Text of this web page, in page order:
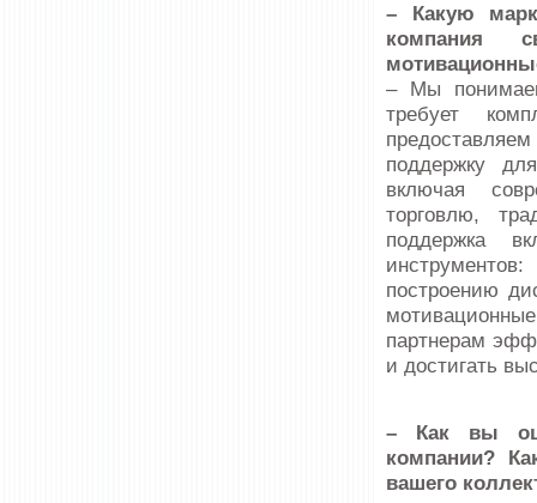
– Какую
компания
– Мы
требует
поддержку
включая
торговлю,
поддержка
построению
партнерам
и достигать
– Как вы
компании?
вашего